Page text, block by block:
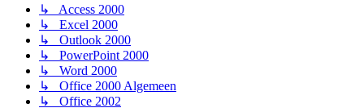
↳ Access 2000
↳ Excel 2000
↳ Outlook 2000
↳ PowerPoint 2000
↳ Word 2000
↳ Office 2000 Algemeen
↳ Office 2002